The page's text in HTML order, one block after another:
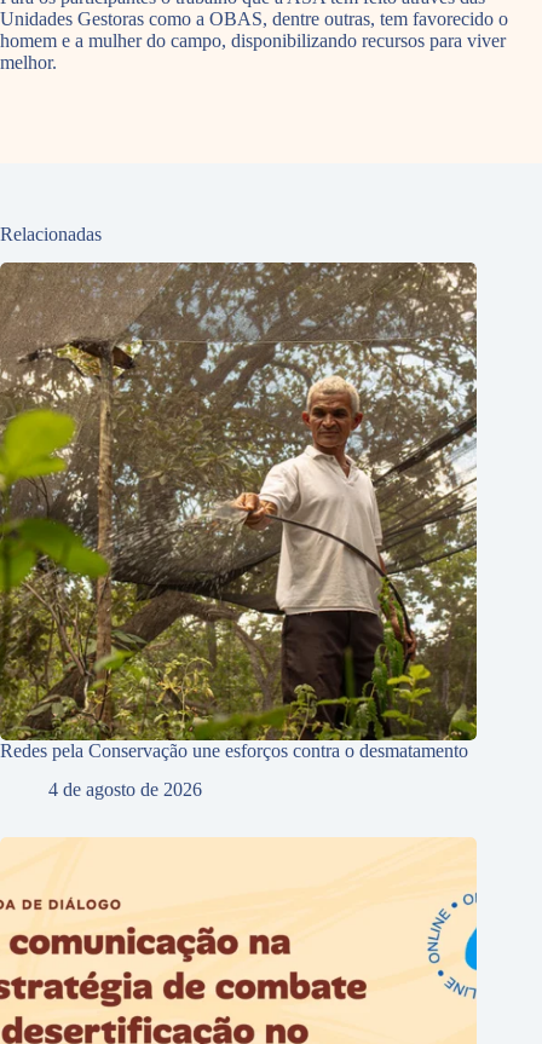
Unidades Gestoras como a OBAS, dentre outras, tem favorecido o
homem e a mulher do campo, disponibilizando recursos para viver
melhor.
Relacionadas
Redes pela Conservação une esforços contra o desmatamento
4 de agosto de 2026